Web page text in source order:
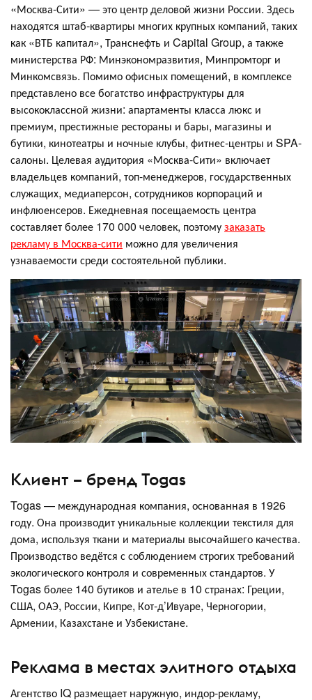
«Москва-Сити» — это центр деловой жизни России. Здесь
находятся штаб-квартиры многих крупных компаний, таких
как «ВТБ капитал», Транснефть и Capital Group, а также
министерства РФ: Минэкономразвития, Минпромторг и
Минкомсвязь. Помимо офисных помещений, в комплексе
представлено все богатство инфраструктуры для
высококлассной жизни: апартаменты класса люкс и
премиум, престижные рестораны и бары, магазины и
бутики, кинотеатры и ночные клубы, фитнес-центры и SPA-
салоны. Целевая аудитория «Москва-Сити» включает
владельцев компаний, топ-менеджеров, государственных
служащих, медиаперсон, сотрудников корпораций и
инфлюенсеров. Ежедневная посещаемость центра
составляет более 170 000 человек, поэтомузаказать
рекламу в Москва-сити можно для увеличения
узнаваемости среди состоятельной публики.
Клиент – бренд Togas
Togas — международная компания, основанная в 1926
году. Она производит уникальные коллекции текстиля для
дома, используя ткани и материалы высочайшего качества.
Производство ведётся с соблюдением строгих требований
экологического контроля и современных стандартов. У
Togas более 140 бутиков и ателье в 10 странах: Греции,
США, ОАЭ, России, Кипре, Кот-д’Ивуаре, Черногории,
Армении, Казахстане и Узбекистане.
Реклама в местах элитного отдыха
Агентство IQ размещает наружную, индор-рекламу,